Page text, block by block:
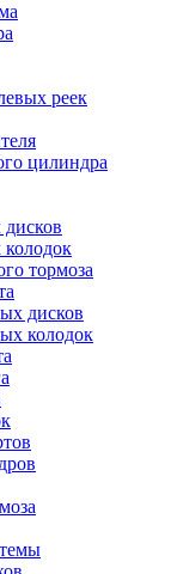
реек
цилиндра
тормоза
дисков
колодок